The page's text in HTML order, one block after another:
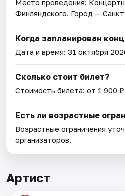
Место проведения:
Финляндского. Город —
Когда запланирован
Дата и время:31 октября
Сколько стоит билет?
Стоимость билета: от 1 900
Есть ли возрастные
Возрастные ограничения
организаторов.
Артист